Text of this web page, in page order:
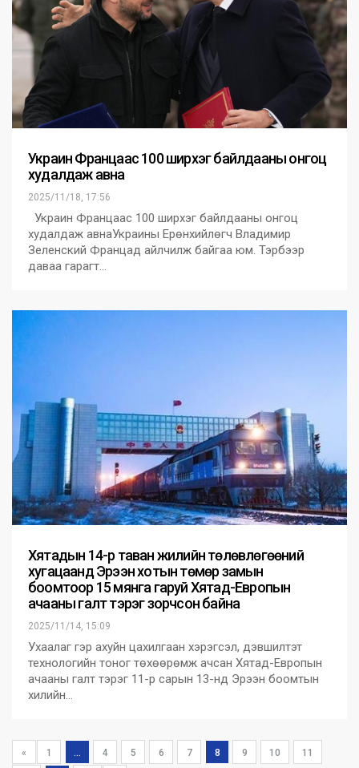
Украин Францаас 100 ширхэг байлдааны онгоц
худалдаж авна
2025/11/18, 17:56
Украин Францаас 100 ширхэг байлдааны онгоц
худалдаж авнаУкраины Ерөнхийлөгч Владимир
Зеленский Францад айлчилж байгаа юм. Тэрбээр
даваа гарагт…
Хятадын 14-р таван жилийн төлөвлөгөөний
хугацаанд Эрээн хотын төмөр замын
боомтоор 15 мянга гаруй Хятад-Европын
ачааны галт тэрэг зорчсон байна
2025/11/14, 15:09
Ухаалаг гэр ахуйн цахилгаан хэрэгсэл, дэвшилтэт
технологийн тоног төхөөрөмж ачсан Хятад-Европын
ачааны галт тэрэг 11-р сарын 13-нд Эрээн боомтын
хилийн…
« 1 ... 4 5 6 7 8 9 10 11